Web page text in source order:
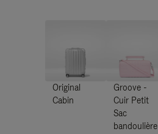
Original
Cabin
Groove -
Cuir Petit
Sac
bandoulière